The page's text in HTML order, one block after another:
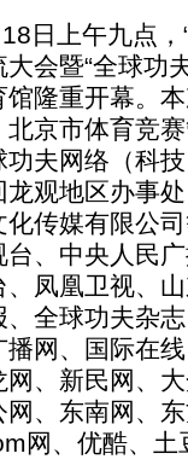
日上午九点，
会暨“全球功
隆重开幕。
京市体育竞
夫网络（科
观地区办事
传媒有限公
、中央人民
凤凰卫视、
全球功夫杂
网、国际在
、新民网、
、东南网、
网、优酷、土